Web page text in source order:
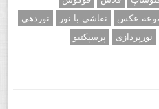
عکس نقاشی با نور
نوردهی
نورپردازی
پرسپکتیو